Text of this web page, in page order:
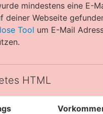
mindestens eine E-
deiner Webseite
Tool um E-Mail
HTML